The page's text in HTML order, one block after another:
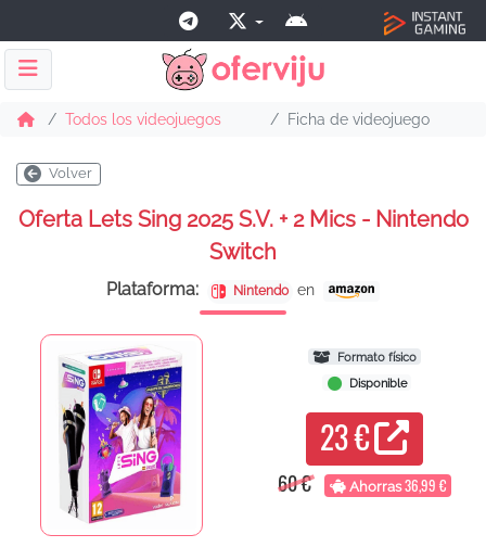
Todos los videojuegos Ficha de videojuego
Volver
Oferta Lets Sing 2025 S.V. + 2 Mics - Nintendo
Switch
Plataforma: Nintendo en
Formato físico
Disponible
23 €
60 € Ahorras36,99 €